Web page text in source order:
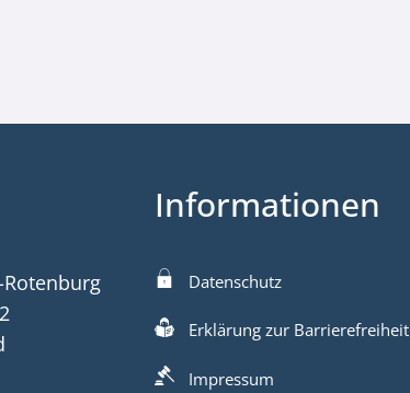
Informationen
Datenschutz
Erklärung zur Barrierefreiheit
Impressum